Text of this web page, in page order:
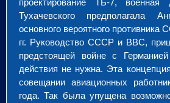
Тухачевского предполагала
основного вероятного противника
гг. Руководство СССР и ВВС,
предстоящей войне с
действия не нужна. Эта
совещании авиационных
года. Так была упущена